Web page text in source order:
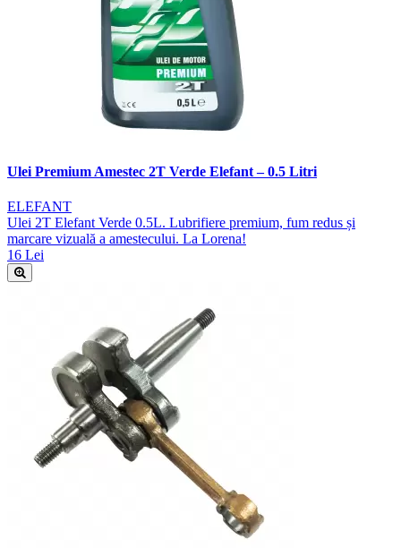
Ulei Premium Amestec 2T Verde Elefant – 0.5 Litri
ELEFANT
Ulei 2T Elefant Verde 0.5L. Lubrifiere premium, fum redus și
marcare vizuală a amestecului. La Lorena!
16 Lei